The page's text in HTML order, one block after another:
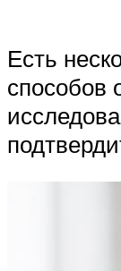
Есть
способов